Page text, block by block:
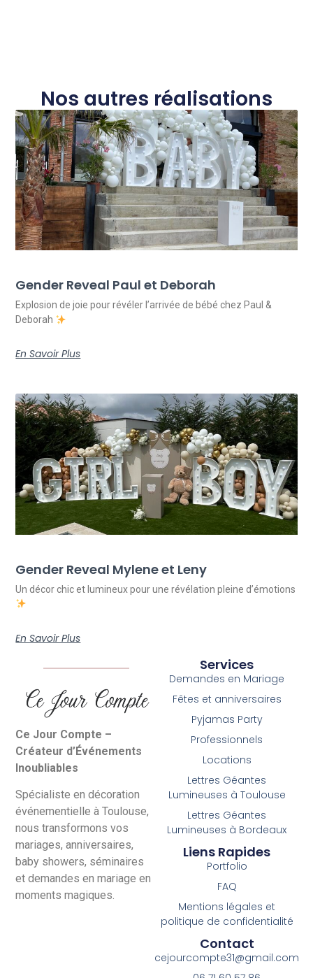
Nos autres réalisations
Gender Reveal Paul et Deborah
Explosion de joie pour révéler l’arrivée de bébé chez Paul &
Deborah
En Savoir Plus
Gender Reveal Mylene et Leny
Un décor chic et lumineux pour une révélation pleine d’émotions
En Savoir Plus
Ce Jour Compte –
Créateur d’Événements
Inoubliables
Spécialiste en décoration
événementielle à Toulouse,
nous transformons vos
mariages, anniversaires,
baby showers, séminaires
et demandes en mariage en
moments magiques.
Services
Demandes en Mariage
Fêtes et anniversaires
Pyjamas Party
Professionnels
Locations
Lettres Géantes
Lumineuses à Toulouse
Lettres Géantes
Lumineuses à Bordeaux
Liens Rapides
Portfolio
FAQ
Mentions légales et
politique de confidentialité
Contact
cejourcompte31@gmail.com